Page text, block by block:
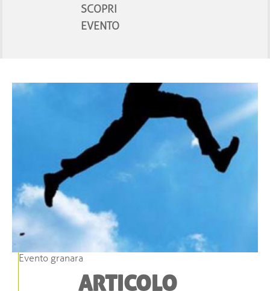
SCOPRI
EVENTO
Evento granara
ARTICOLO